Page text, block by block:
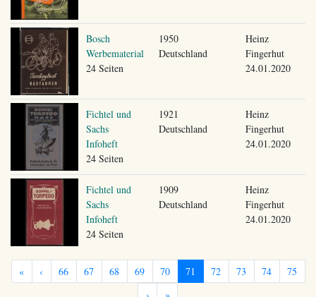
Bosch
Werbematerial
24 Seiten
1950
Deutschland
Heinz
Fingerhut
24.01.2020
Fichtel und
Sachs
Infoheft
24 Seiten
1921
Deutschland
Heinz
Fingerhut
24.01.2020
Fichtel und
Sachs
Infoheft
24 Seiten
1909
Deutschland
Heinz
Fingerhut
24.01.2020
« ‹ 66 67 68 69 70 71 72 73 74
75
›
»